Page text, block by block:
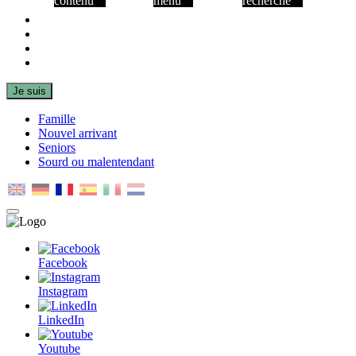
Je suis
Famille
Nouvel arrivant
Seniors
Sourd ou malentendant
MENU
PRINCIPAL
Facebook
Instagram
LinkedIn
Youtube